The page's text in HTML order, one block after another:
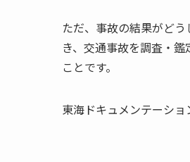
ただ、事故の結果がど
き、交通事故を調査・
ことです。
東海ドキュメンテーショ